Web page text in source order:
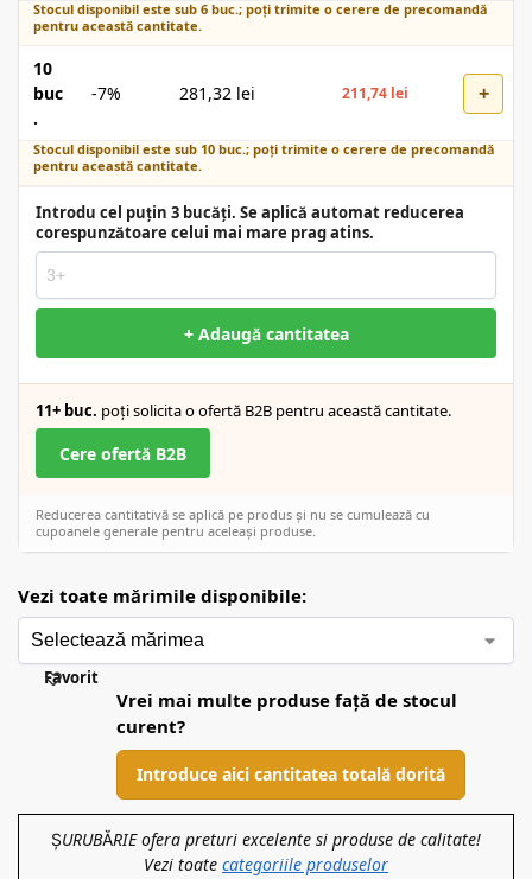
Stocul disponibil este sub 6 buc.; poți trimite o cerere de precomandă
pentru această cantitate.
10
buc
.
-7% 281,32 lei 211,74 lei +
Stocul disponibil este sub 10 buc.; poți trimite o cerere de precomandă
pentru această cantitate.
Introdu cel puțin 3 bucăți. Se aplică automat reducerea
corespunzătoare celui mai mare prag atins.
+ Adaugă cantitatea
11+ buc. poți solicita o ofertă B2B pentru această cantitate.
Cere ofertă B2B
Reducerea cantitativă se aplică pe produs și nu se cumulează cu
cupoanele generale pentru aceleași produse.
Vezi toate mărimile disponibile:
Favorit
Vrei mai multe produse față de stocul
curent?
Introduce aici cantitatea totală dorită
ȘURUBĂRIE ofera preturi excelente si produse de calitate!
Vezi toate categoriile produselor